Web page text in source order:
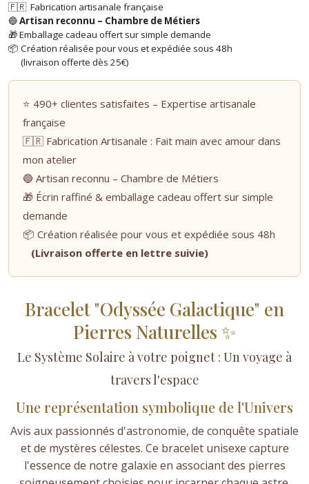
🇫🇷 Fabrication artisanale française
🔵Artisan reconnu – Chambre de Métiers
🎁 Emballage cadeau offert sur simple demande
📦 Création réalisée pour vous et expédiée sous 48h
(livraison offerte dès 25€)
⭐ 490+ clientes satisfaites – Expertise artisanale
française
🇫🇷 Fabrication Artisanale : Fait main avec amour dans
mon atelier
🔵 Artisan reconnu – Chambre de Métiers
🎁 Écrin raffiné & emballage cadeau offert sur simple
demande
📦 Création réalisée pour vous et expédiée sous 48h
(Livraison offerte en lettre suivie)
Bracelet "Odyssée Galactique" en
Pierres Naturelles ✨
Le Système Solaire à votre poignet : Un voyage à
travers l'espace
Une représentation symbolique de l'Univers
Avis aux passionnés d'astronomie, de conquête spatiale
et de mystères célestes. Ce bracelet unisexe capture
l'essence de notre galaxie en associant des pierres